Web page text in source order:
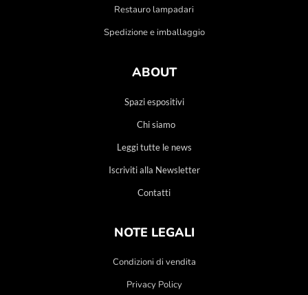
Restauro lampadari
Spedizione e imballaggio
ABOUT
Spazi espositivi
Chi siamo
Leggi tutte le news
Iscriviti alla Newsletter
Contatti
NOTE LEGALI
Condizioni di vendita
Privacy Policy